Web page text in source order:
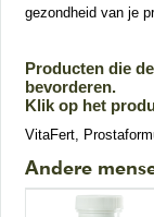
gezondheid van je
Producten die
bevorderen.
Klik op het
VitaFert,
Andere